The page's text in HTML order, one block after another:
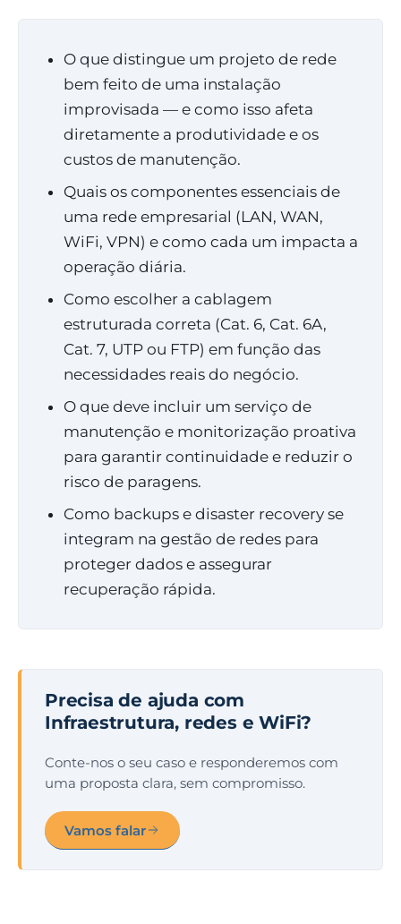
O que distingue um projeto de rede
bem feito de uma instalação
improvisada — e como isso afeta
diretamente a produtividade e os
custos de manutenção.
Quais os componentes essenciais de
uma rede empresarial (LAN, WAN,
WiFi, VPN) e como cada um impacta a
operação diária.
Como escolher a cablagem
estruturada correta (Cat. 6, Cat. 6A,
Cat. 7, UTP ou FTP) em função das
necessidades reais do negócio.
O que deve incluir um serviço de
manutenção e monitorização proativa
para garantir continuidade e reduzir o
risco de paragens.
Como backups e disaster recovery se
integram na gestão de redes para
proteger dados e assegurar
recuperação rápida.
Precisa de ajuda com
Infraestrutura, redes e WiFi?
Conte-nos o seu caso e responderemos com
uma proposta clara, sem compromisso.
Vamos falar